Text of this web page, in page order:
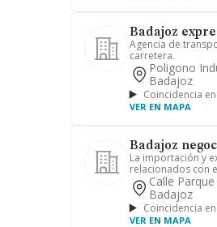
Badajoz
Agencia de
carretera.
Poligono
Badajoz
Coincidencia
VER EN MAPA
Badajoz
La importación y
relacionados con
Calle
Badajoz
Coincidencia
VER EN MAPA